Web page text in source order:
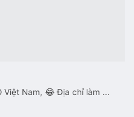
Việt Nam, 😂 Địa chỉ làm ...